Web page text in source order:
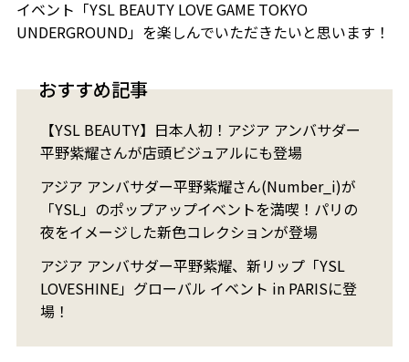
イベント「YSL BEAUTY LOVE GAME TOKYO
UNDERGROUND」を楽しんでいただきたいと思います！
おすすめ記事
【YSL BEAUTY】日本人初！アジア アンバサダー
平野紫耀さんが店頭ビジュアルにも登場
アジア アンバサダー平野紫耀さん(Number_i)が
「YSL」のポップアップイベントを満喫！​パリの
夜をイメージした新色コレクションが登場
アジア アンバサダー平野紫耀、新リップ「YSL
LOVESHINE」グローバル イベント in PARISに登
場！